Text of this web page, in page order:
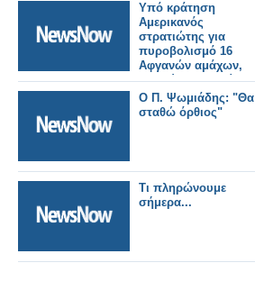
Υπό κράτηση
Αμερικανός
στρατιώτης για
πυροβολισμό 16
Αφγανών αμάχων,
μεταξύ των οποίων
και 9 παιδιών
Ο Π. Ψωμιάδης: "Θα
σταθώ όρθιος"
Τι πληρώνουμε
σήμερα...